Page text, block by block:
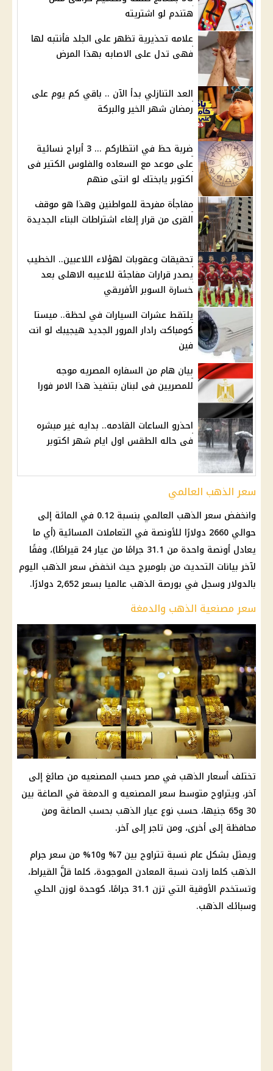
هتندم لو اشتريته
علامه تحذيرية تظهر على الجلد فأنتبه لها
فهى تدل على الاصابه بهذا المرض
العد التنازلي بدأ الآن .. باقي كم يوم على
رمضان شهر الخير والبركة
ضربة حظ في انتظاركم ... 3 أبراج نسائية
على موعد مع السعاده والفلوس الكتير فى
اكتوبر يابختك لو انتى منهم
مفاجأة مفرحة للمواطنين وهذا هو موقف
القرى من قرار إلغاء اشتراطات البناء الجديدة
تحقيقات وعقوبات لهؤلاء اللاعبين.. الخطيب
يصدر قرارات مفاجئة للاعيبه الاهلى بعد
خسارة السوبر الأفريقي
يلتقط عشرات السيارات في لحظة.. ميستا
كومباكت رادار المرور الجديد هيجيبك لو انت
فين
بيان هام من السفاره المصريه موجه
للمصريين فى لبنان بتنفيذ هذا الامر فورا
احذرو الساعات القادمه.. بدايه غير مبشره
فى حاله الطقس اول ايام شهر اكتوبر
سعر الذهب العالمي
وانخفض سعر الذهب العالمي بنسبة 0.12 في المائة إلى
حوالي 2660 دولارًا للأونصة في التعاملات المسائية (أي ما
يعادل أونصة واحدة من 31.1 جرامًا من عيار 24 قيراطًا)، وفقًا
لآخر بيانات التحديث من بلومبرج حيث انخفض سعر الذهب اليوم
بالدولار وسجل في بورصة الذهب عالميا بسعر 2,652 دولارًا.
سعر مصنعية الذهب والدمغة
تختلف أسعار الذهب في مصر حسب المصنعيه من صائغ إلى
آخر، ويتراوح متوسط ​​سعر المصنعيه و الدمغة في الصاغة بين
30 و65 جنيها، حسب نوع عيار الذهب بحسب الصاغة ومن
محافظة إلى أخرى، ومن تاجر إلى آخر.
ويمثل بشكل عام نسبة تتراوح بين 7% و10% من سعر جرام
الذهب كلما زادت نسبة المعادن الموجودة، كلما قلَّ القيراط،
وتستخدم الأوقية التي تزن 31.1 جرامًا، كوحدة لوزن الحلي
وسبائك الذهب.